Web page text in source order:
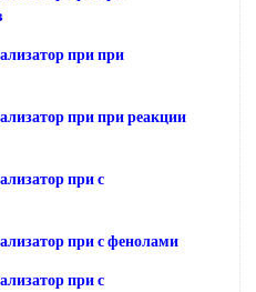
при при
при при реакции
при с
при с фенолами
при с